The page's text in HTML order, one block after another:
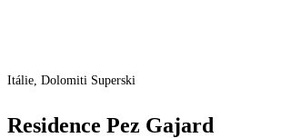
Itálie, Dolomiti Superski
Residence Pez Gajard